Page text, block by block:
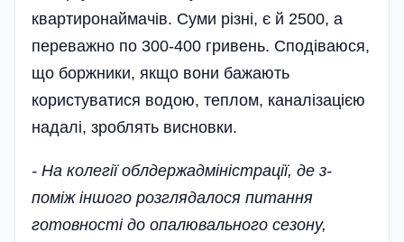
квартиронаймачів. Суми різні, є й 2500, а
переважно по 300-400 гривень. Сподіваюся,
що боржники, якщо вони бажають
користуватися водою, теплом, каналізацією
надалі, зроблять висновки.
- На колегії облдержадміністрації, де з-
поміж іншого­ розглядалося питання
готовності до опалювального сезону,